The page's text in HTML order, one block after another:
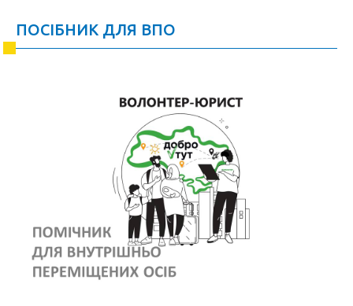
ПОСІБНИК ДЛЯ ВПО